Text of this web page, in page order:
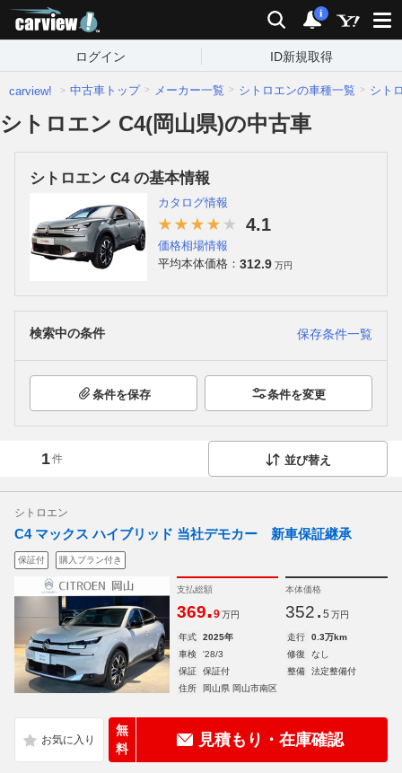
検索 通知
i
ログイン ID新規取得
carview! 中古車トップ メーカー一覧 シトロエンの車種一覧 シト
シトロエン C4(岡山県)の中古車
シトロエン C4 の基本情報
カタログ情報
4.1
価格相場情報
平均本体価格： 312.9 万円
検索中の条件 保存条件一覧
条件を保存 条件を変更
1件 並び替え
シトロエン
C4 マックス ハイブリッド 当社デモカー 新車保証継承
保証付 購入プラン付き
支払総額
369.9 万円
本体価格
352. 5 万円
年式 2025年 走行
0.3万km
車検
'28/3 修復
なし
保証
保証付 整備
法定整備付
住所
岡山県 岡山市南区
無
料
見積もり・在庫確認